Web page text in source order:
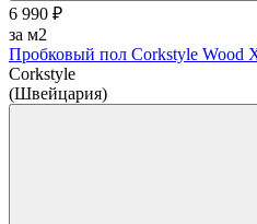
6 990 ₽
за м2
Пробковый пол Corkstyle Wood
Corkstyle
(Швейцария)